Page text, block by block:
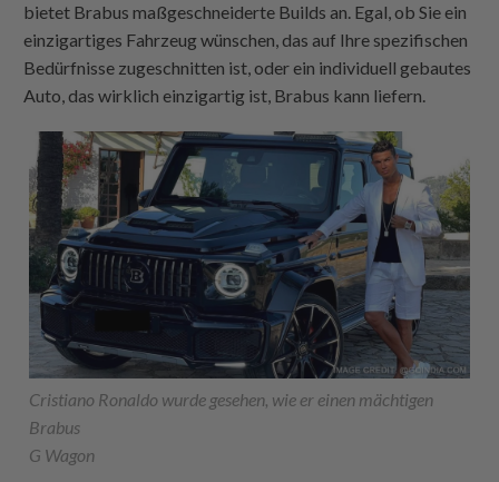
bietet Brabus maßgeschneiderte Builds an. Egal, ob Sie ein
einzigartiges Fahrzeug wünschen, das auf Ihre spezifischen
Bedürfnisse zugeschnitten ist, oder ein individuell gebautes
Auto, das wirklich einzigartig ist, Brabus kann liefern.
Cristiano Ronaldo wurde gesehen, wie er einen mächtigen
Brabus
G Wagon